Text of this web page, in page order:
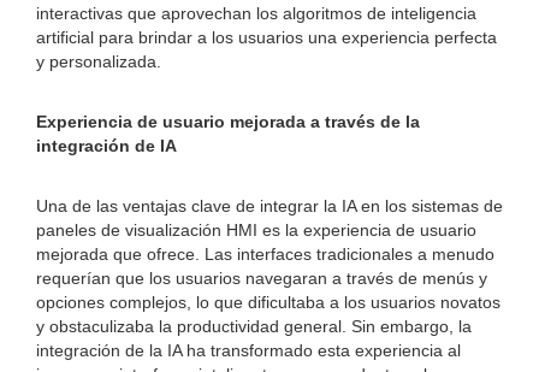
interactivas que aprovechan los algoritmos de inteligencia
artificial para brindar a los usuarios una experiencia perfecta
y personalizada.
Experiencia de usuario mejorada a través de la
integración de IA
Una de las ventajas clave de integrar la IA en los sistemas de
paneles de visualización HMI es la experiencia de usuario
mejorada que ofrece. Las interfaces tradicionales a menudo
requerían que los usuarios navegaran a través de menús y
opciones complejos, lo que dificultaba a los usuarios novatos
y obstaculizaba la productividad general. Sin embargo, la
integración de la IA ha transformado esta experiencia al